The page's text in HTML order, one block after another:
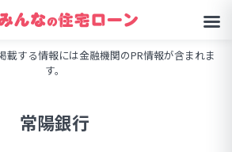
載する情報には金融機関のPR情報が含まれま
す。
常陽銀行